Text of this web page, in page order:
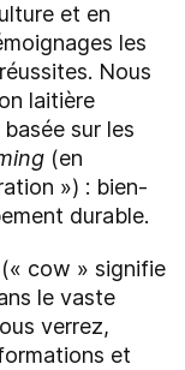
et en
les
Nous
laitière
sur les
(en
») : bien-
durable.
cow » signifie
le vaste
verrez,
et